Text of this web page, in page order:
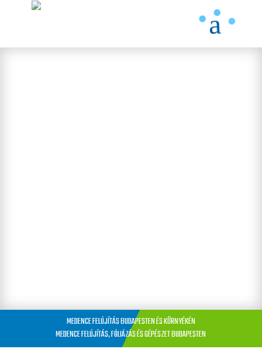
MEDENCE FELÚJÍTÁS BUDAPESTEN ÉS KÖRNYÉKÉN
MEDENCE FELÚJÍTÁS, FÓLIÁZÁS ÉS GÉPÉSZET BUDAPESTEN